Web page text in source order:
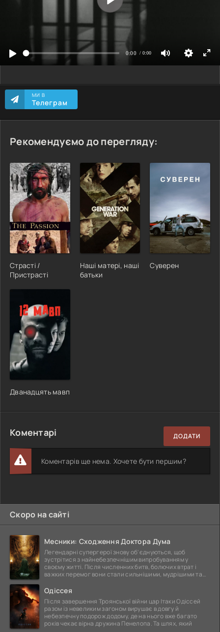
МИ В
Телеграм
Рекомендуємо до перегляду:
Страсті /
Пристрасті
Наші матері, наші
батьки
Суверен
Дванадцять мавп
Коментарі ДОДАТИ
Коментарів ще нема. Хочете бути першим?
Скоро на сайті
Месники: Сходження Доктора Дума
Легендарні супергерої знову об'єднуються, щоб
зустрітися з найнебезпечнішим випробуванням у
своєму житті. Після численних битв, болючих втрат і
важких перемог вони стали сильнішими, мудрішими та
Одіссея
Після завершення Троянської війни цар Ітаки Одіссей
разом із невеликим загоном вирушає в довгу й
небезпечну подорож додому, де на нього вже багато
років чекає вірна дружина Пенелопа. Та шлях, який